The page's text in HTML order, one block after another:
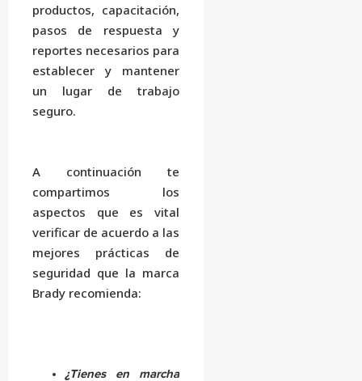
productos, capacitación,
pasos de respuesta y
reportes necesarios para
establecer y mantener
un lugar de trabajo
seguro.
A continuación te
compartimos los
aspectos que es vital
verificar de acuerdo a las
mejores prácticas de
seguridad que la marca
Brady recomienda:
¿Tienes en marcha